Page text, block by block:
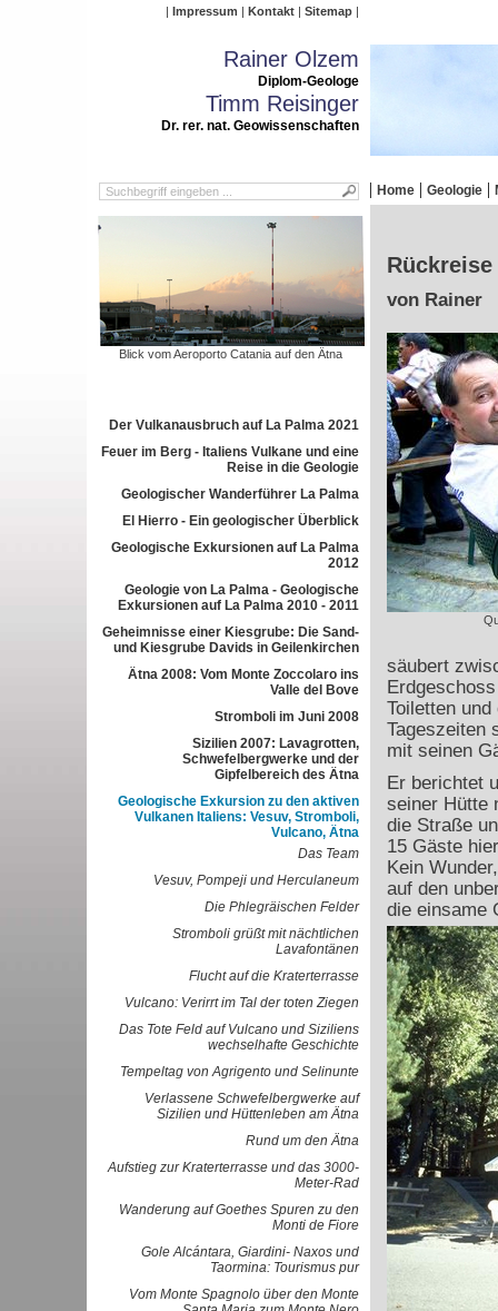
Impressum Kontakt Sitemap
Rainer Olzem
Diplom-Geologe
Timm Reisinger
Dr. rer. nat. Geowissenschaften
Home Geologie
Blick vom Aeroporto Catania auf den Ätna
Der Vulkanausbruch auf La Palma 2021
Feuer im Berg - Italiens Vulkane und eine
Reise in die Geologie
Geologischer Wanderführer La Palma
El Hierro - Ein geologischer Überblick
Geologische Exkursionen auf La Palma
2012
Geologie von La Palma - Geologische
Exkursionen auf La Palma 2010 - 2011
Geheimnisse einer Kiesgrube: Die Sand-
und Kiesgrube Davids in Geilenkirchen
Ätna 2008: Vom Monte Zoccolaro ins
Valle del Bove
Stromboli im Juni 2008
Sizilien 2007: Lavagrotten,
Schwefelbergwerke und der
Gipfelbereich des Ätna
Geologische Exkursion zu den aktiven
Vulkanen Italiens: Vesuv, Stromboli,
Vulcano, Ätna
Das Team
Vesuv, Pompeji und Herculaneum
Die Phlegräischen Felder
Stromboli grüßt mit nächtlichen
Lavafontänen
Flucht auf die Kraterterrasse
Vulcano: Verirrt im Tal der toten Ziegen
Das Tote Feld auf Vulcano und Siziliens
wechselhafte Geschichte
Tempeltag von Agrigento und Selinunte
Verlassene Schwefelbergwerke auf
Sizilien und Hüttenleben am Ätna
Rund um den Ätna
Aufstieg zur Kraterterrasse und das 3000-
Meter-Rad
Wanderung auf Goethes Spuren zu den
Monti de Fiore
Gole Alcántara, Giardini- Naxos und
Taormina: Tourismus pur
Vom Monte Spagnolo über den Monte
von Rainer
säubert
Toiletten
Tageszeiten
mit seinen
Er berichtet
seiner Hütte
die Straße
15 Gäste
Kein
auf den
die einsame